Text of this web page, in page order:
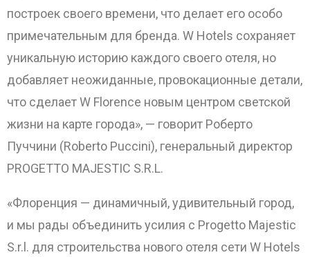
построек своего времени, что делает его особо
примечательным для бренда. W Hotels сохраняет
уникальную историю каждого своего отеля, но
добавляет неожиданные, провокационные детали,
что сделает W Florence новым центром светской
жизни на карте города», — говорит Роберто
Пуччини (Roberto Puccini), генеральный директор
PROGETTO MAJESTIC S.R.L.
«Флоренция — динамичный, удивительный город,
и мы рады объединить усилия с Progetto Majestic
S.r.l. для строительства нового отеля сети W Hotels